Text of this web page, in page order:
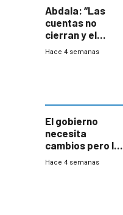
Abdala: “Las
cuentas no
cierran y el
balance del
Hace 4 semanas
El gobierno
necesita
cambios pero los
ministros tienen
Hace 4 semanas